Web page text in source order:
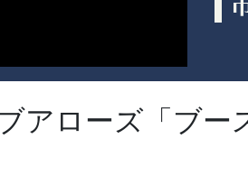
アローズ「ブー